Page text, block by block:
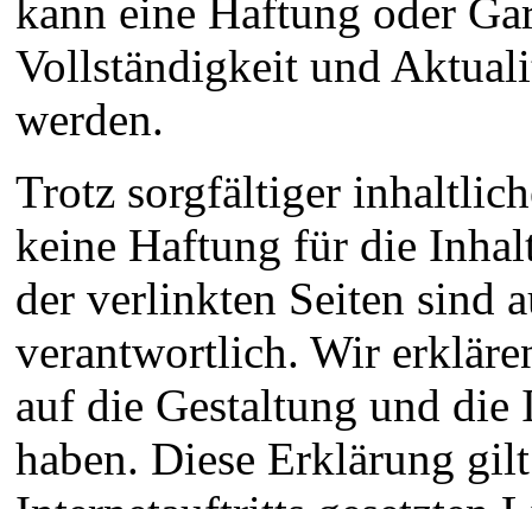
kann eine Haftung oder
Vollständigkeit und
werden.
Trotz sorgfältiger
keine Haftung für die
der verlinkten Seiten sind
verantwortlich. Wir
auf die Gestaltung und
haben. Diese Erklärung